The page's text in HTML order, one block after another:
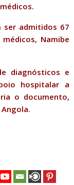
ser admitidos 67
Namibe
diagnósticos e
hospitalar a
o documento,